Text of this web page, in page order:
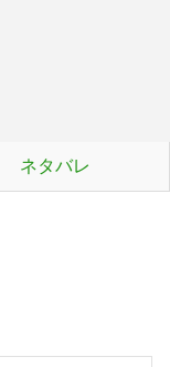
ネタバレ